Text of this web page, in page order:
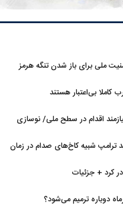
ملی برای باز شدن تنگه هرمز
بی‌اعتبار هستند
اقدام در سطح ملی/ نوسازی
ترامپ شبیه کاخ‌های صدام در زمان
کرد + جزئیات
دوباره ترمیم می‌شود؟